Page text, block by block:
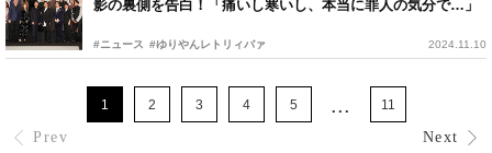
影の裏側を告白！「痛いし寒いし、本当に罪人の気分で…」
#ニュース #ゆりやんレトリィバァ 2024.11.10
Prev
1 2 3 4 5 ... 11
Next